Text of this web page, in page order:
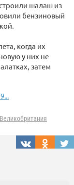
шалаш из
бензиновый
когда их
у них не
затем
Великобритания